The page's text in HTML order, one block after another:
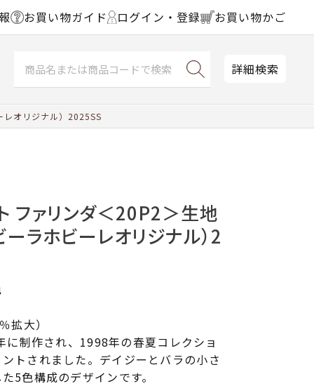
お買い物ガイド ログイン・登録 お買い物かご
詳細検索
オリジナル）2025SS
ファリンダ＜20P2＞生地
ラホビーレオリジナル）2
拡大）
に制作され、1998年の春夏コレクショ
トされました。デイジーとバラの小さ
5色構成のデザインです。